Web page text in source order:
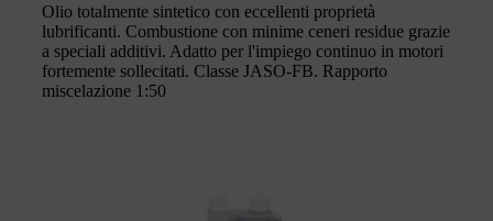
Olio totalmente sintetico con eccellenti proprietà
lubrificanti. Combustione con minime ceneri residue grazie
a speciali additivi. Adatto per l'impiego continuo in motori
fortemente sollecitati. Classe JASO-FB. Rapporto
miscelazione 1:50